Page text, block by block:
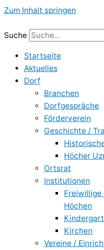
Zum Inhalt springen
Suche
Startseite
Aktuelles
Dorf
Branchen
Dorfgespräche
Förderverein
Geschichte /
Höcher
Ortsrat
Institutionen
Freiwillige
Höchen
Kirchen
Vereine /